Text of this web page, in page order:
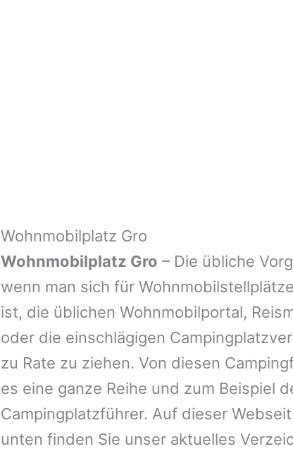
Wohnmobilplatz Gro
Wohnmobilplatz Gro – Die übliche
wenn man sich für
ist, die üblichen Wohnmobilportal,
oder die einschlägigen
zu Rate zu ziehen. Von diesen
es eine ganze Reihe und zum Beispiel
Campingplatzführer. Auf dieser
unten finden Sie unser aktuelles